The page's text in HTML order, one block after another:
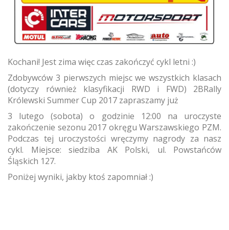
Kochani! Jest zima więc czas zakończyć cykl letni :)
Zdobywców 3 pierwszych miejsc we wszystkich klasach
(dotyczy również klasyfikacji RWD i FWD) 2BRally
Królewski Summer Cup 2017 zapraszamy już
3 lutego (sobota) o godzinie 12:00 na uroczyste
zakończenie sezonu 2017 okręgu Warszawskiego PZM.
Podczas tej uroczystości wręczymy nagrody za nasz
cykl. Miejsce: siedziba AK Polski, ul. Powstańców
Śląskich 127.
Poniżej wyniki, jakby ktoś zapomniał :)